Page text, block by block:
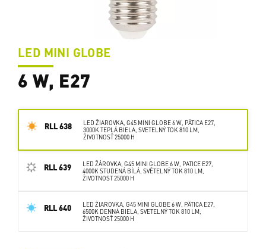
LED MINI GLOBE
6 W, E27
RLL 638
LED ŽIAROVKA, G45 MINI GLOBE 6 W, PÄTICA E27,
3000K TEPLÁ BIELA, SVETELNÝ TOK 810 LM,
ŽIVOTNOSŤ 25000 H
RLL 639
LED ŽÁROVKA, G45 MINI GLOBE 6 W, PATICE E27,
4000K STUDENÁ BÍLÁ, SVĚTELNÝ TOK 810 LM,
ŽIVOTNOST 25000 H
RLL 640
LED ŽIAROVKA, G45 MINI GLOBE 6 W, PÄTICA E27,
6500K DENNÁ BIELA, SVETELNÝ TOK 810 LM,
ŽIVOTNOSŤ 25000 H